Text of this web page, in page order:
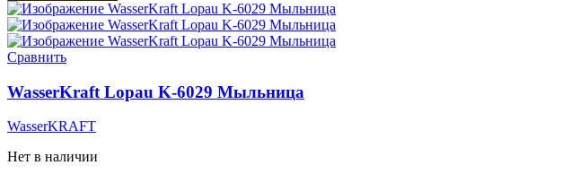
Сравнить
WasserKraft Lopau K-6029 Мыльница
WasserKRAFT
Нет в наличии